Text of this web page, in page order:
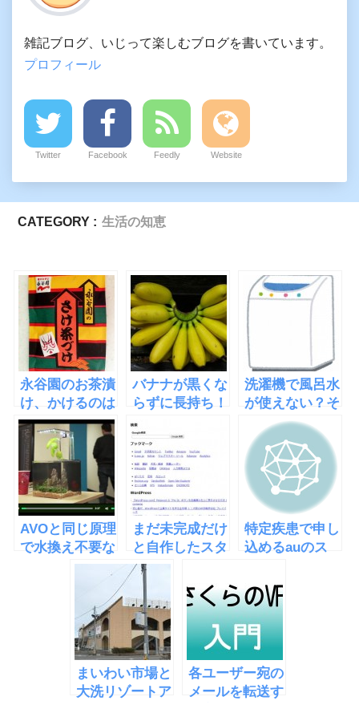
雑記ブログ、いじって楽しむブログを書いています。
プロフィール
Twitter Facebook Feedly Website
CATEGORY : 生活の知恵
永谷園のお茶漬
け、かけるのは
お湯？お茶？正
解は？
バナナが黒くな
らずに長持ち！
バナナの簡単な
保存方法
洗濯機で風呂水
が使えない？そ
んな時はホース
が詰まっている
かも
AVOと同じ原理
で水換え不要な
まだ未完成だけ
と自作したスタ
ートページの作
り方などを公開
特定疾患で申し
込めるauのス
引と注意点
まいわい市場と
大洗リゾートア
各ユーザー宛の
メールを転送す